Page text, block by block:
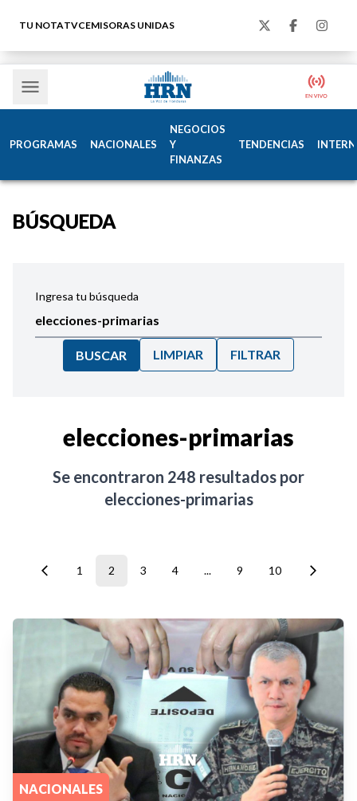
TU NOTATVCEMISORAS UNIDAS
PROGRAMAS NACIONALES
NEGOCIOS
Y
FINANZAS
TENDENCIAS
BÚSQUEDA
Ingresa tu búsqueda
BUSCAR LIMPIAR FILTRAR
elecciones-primarias
Se encontraron 248 resultados por
elecciones-primarias
1 2 3 4 ... 9 10
NACIONALES